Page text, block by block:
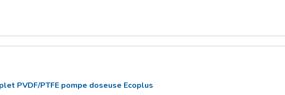
PVDF/PTFE pompe doseuse Ecoplus